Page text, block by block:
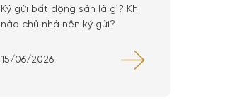
Ký gửi bất động sản là gì? Khi
nào chủ nhà nên ký gửi?
15/06/2026